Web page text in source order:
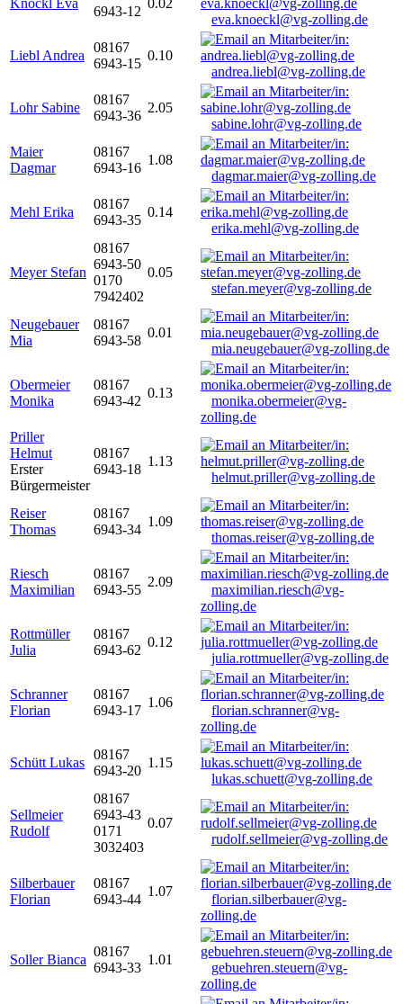
Knöckl Eva
6943-12
0.02
eva.knoeckl@vg-zolling.de
Liebl Andrea
08167
6943-15
0.10
andrea.liebl@vg-zolling.de
Lohr Sabine
08167
6943-36
2.05
sabine.lohr@vg-zolling.de
Maier
Dagmar
08167
6943-16
1.08
dagmar.maier@vg-zolling.de
Mehl Erika
08167
6943-35
0.14
erika.mehl@vg-zolling.de
Meyer Stefan
08167
6943-50
0170
7942402
0.05
stefan.meyer@vg-zolling.de
Neugebauer
Mia
08167
6943-58
0.01
mia.neugebauer@vg-zolling.de
Obermeier
Monika
08167
6943-42
0.13
monika.obermeier@vg-
zolling.de
Priller
Helmut
Erster
Bürgermeister
08167
6943-18
1.13
helmut.priller@vg-zolling.de
Reiser
Thomas
08167
6943-34
1.09
thomas.reiser@vg-zolling.de
Riesch
Maximilian
08167
6943-55
2.09
maximilian.riesch@vg-
zolling.de
Rottmüller
Julia
08167
6943-62
0.12
julia.rottmueller@vg-zolling.de
Schranner
Florian
08167
6943-17
1.06
florian.schranner@vg-
zolling.de
Schütt Lukas
08167
6943-20
1.15
lukas.schuett@vg-zolling.de
Sellmeier
Rudolf
08167
6943-43
0171
3032403
0.07
rudolf.sellmeier@vg-zolling.de
Silberbauer
Florian
08167
6943-44
1.07
florian.silberbauer@vg-
zolling.de
Soller Bianca
08167
6943-33
1.01
gebuehren.steuern@vg-
zolling.de